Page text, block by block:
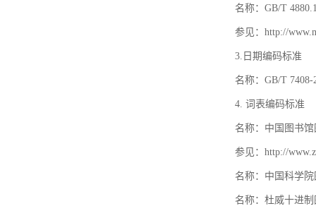
名称：GB/T
参见：http://
3.日期编码标准
名称：GB/T
4. 词表编码标准
名称：中国图书
参见：http://
名称：中国科学
名称：杜威十进